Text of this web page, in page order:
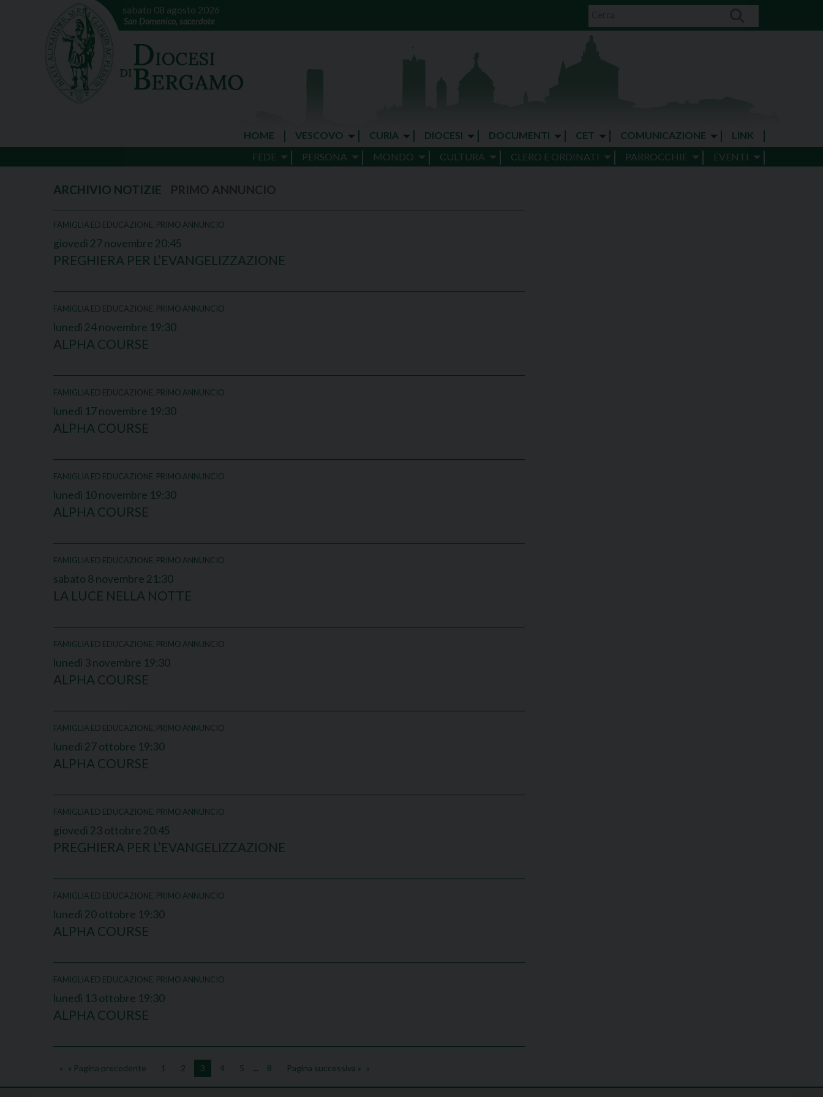
sabato 08 agosto 2026
San Domenico, sacerdote
HOME VESCOVO CURIA DIOCESI DOCUMENTI CET COMUNICAZIONE
LINK
FEDE
PERSONA MONDO CULTURA CLERO E ORDINATI PARROCCHIE EVENTI
FAMIGLIA ED EDUCAZIONE PRIMO ANNUNCIO
giovedì 27novembre 20:45
PREGHIERA PER L’EVANGELIZZAZIONE
FAMIGLIA ED EDUCAZIONE PRIMO ANNUNCIO
lunedì 24novembre 19:30
ALPHA COURSE
FAMIGLIA ED EDUCAZIONE PRIMO ANNUNCIO
lunedì 17novembre 19:30
ALPHA COURSE
FAMIGLIA ED EDUCAZIONE PRIMO ANNUNCIO
lunedì 10novembre 19:30
ALPHA COURSE
FAMIGLIA ED EDUCAZIONE PRIMO ANNUNCIO
sabato 8 novembre 21:30
LA LUCE NELLA NOTTE
FAMIGLIA ED EDUCAZIONE PRIMO ANNUNCIO
lunedì 3novembre 19:30
ALPHA COURSE
FAMIGLIA ED EDUCAZIONE PRIMO ANNUNCIO
lunedì 27ottobre 19:30
ALPHA COURSE
FAMIGLIA ED EDUCAZIONE PRIMO ANNUNCIO
giovedì 23ottobre 20:45
PREGHIERA PER L’EVANGELIZZAZIONE
FAMIGLIA ED EDUCAZIONE PRIMO ANNUNCIO
lunedì 20ottobre 19:30
ALPHA COURSE
FAMIGLIA ED EDUCAZIONE PRIMO ANNUNCIO
lunedì 13ottobre 19:30
ALPHA COURSE
« Pagina precedente 1 2 3 4 5 ... 8 Pagina successiva »